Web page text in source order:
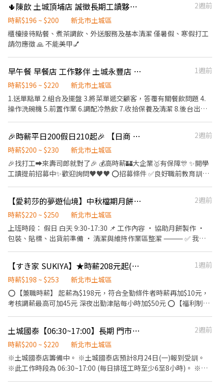
飲內場： ．擔任廚師的助手，處理烹飪前與烹飪中之準備工作與其
他餐廳相關事務。 ．負責洗、剝、削、切各種食材。 ．負責清理工
作環境、設備和餐具。 ．準備不同餐點所需要的食材。 ．協助測量
食材的容量與重量。 ．負責擺盤、打包外帶服務。
🌵陳飲 土城頂埔店 誠徵長期工讀夥伴🌵
2週前
時薪$196 ~ $200
新北市土城區
櫃檯接待點餐、煮茶調飲、外送服務及基本清潔 僅暑假、寒假打工
請勿應徵 🙏 不能美甲💅
早午餐 早餐店 工作夥伴 土城永豐店 假日兼職工讀人員
1週前
時薪$196 ~ $220
新北市土城區
1.送單點單 2.組合及擺盤 3.將菜單遞交顧客，答覆有關餐飲問題 4.
操作洗碗機 5.前置作業 6.調配冷熱飲 7.收拾保養及清潔 8.後台出餐
站工作區、幫助其他夥伴、工作能力好、犯錯率低者，每月再另外
發放小獎金，金額不等》 工作區域有冷氣 ##早餐店節奏快，故需要
具備抗壓能力## 不定時舉辦員工聚餐！
🎉時薪平日200假日210起🎉 【日商 壽司郎】 土城日月光店-兼職★歡迎學生打工、二度就業、假日兼職、外籍學生、實習簽約、無經驗者、開學打工★
2週前
時薪$200 ~ $230
新北市土城區
🎉找打工➡️來壽司郎就對了🎉 💰高時薪🏰大企業🥇有保障🎊 ✨開學
工讀提前招募中✨歡迎詢問♥♥♥ ⭕招募條件 ✅️良好職前教育訓
與主管確認班表) ✅️不管是平日早班、週末假日班、放學後打烊班皆
有職缺，歡迎直接投遞履歷！ ⭕工作內容 ▪外場 帶客入座→介
紹、服務→飲料提供→餐具清洗→桌邊結帳→收銀結帳......等。 ▪內
場 商品進貨、準備、整理→餐點製作→提供餐點→餐具清洗→環境
⭕企業魅力 ▪「以人為本」注重團隊合作及交流，採納同仁的意
見，提升參與感 ▪除學習到日本商業禮儀、衛生知識及專業的烹飪
業知識 ▪升遷快速且制度完善，依努力及成果將有升遷加薪的機會
▪享有完善的福利制度，加班費為5分鐘為單位計算，重視員工的辛
勤付出 ▪計畫拓展全台灣，讓更多人有機會品嚐美味平價壽司，致
力成為頂尖品牌 ⭕基本保障 ①加班費(以5分鐘為單位計算) ②勞
保、健保、意外險 ③每月提撥勞工退休新制6% ④特休／年假按照
勞基法規定 ⑤颱風天出勤津貼補助 ⑥員工店內用餐折扣 ⑦提供員工
制服 ⑧任職一年後提供免費健檢
【愛莉莎的夢遊仙境】中秋檔期月餅製作人員-假日班
2週前
時薪$220 ~ $250
新北市土城區
上班時段： 假日 白天 9:30-17:30 📌 工作內容 • 協助月餅製作 •
包裝、貼標、出貨前準備 • 清潔與維持作業區整潔 ⸻ ✅ 我們
若具相關經驗者尤佳 ⸻ 💰 薪資與福利 • 時薪 NT$220-
250（依經驗與表現） • 勞健保 • 員工購物優惠 • 有機會轉為長
期工讀或正式人員 歡迎所有求職者，與 應屆畢業生、夜間就讀中、
研發替代役、外籍人士、原住民、二度就業、學生實習 等
【すき家 SUKIYA】★時薪208元起(含全勤)★土城中央店
1週前
時薪$198 ~ $253
新北市土城區
⭕【兼職時薪】 起薪為$198元，符合全勤條件者時薪再加$10元，
考核調薪最高可加45元 深夜出勤津貼每小時加$50元 ⭕【福利制
健檢 ★勞保、健保，6％勞退提撥 ⭕【工作說明】 《內場》:餐點製
作、食材備料、進貨盤點 《外場》:接待服務顧客、收銀結帳、環境
整潔 ★開朗活潑有笑容 ★ＳＯＰ專業流程 ★無經驗可 ★提供完善
職前教育訓練 ⭕【經營理念】 我們是日本第一的速食連鎖ZENSHO
集團，我們的理念是"消滅世界的飢餓和貧困"，目標是成為全球第
土城國泰【06:30~17:00】長期 門市兼職人員。歡迎二度就業
2週前
時薪$200 ~ $220
新北市土城區
※土城國泰店籌備中。 ※土城國泰店預計8月24日(一)報到受訓。
※此工作時段為 06:30~17:00 (每日排班工時至少6至8小時)。 ※請